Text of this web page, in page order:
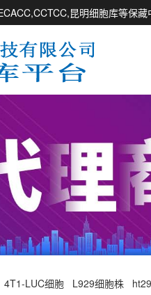
昆明细胞库等保
4T1-LUC细胞 L929细胞株 ht29